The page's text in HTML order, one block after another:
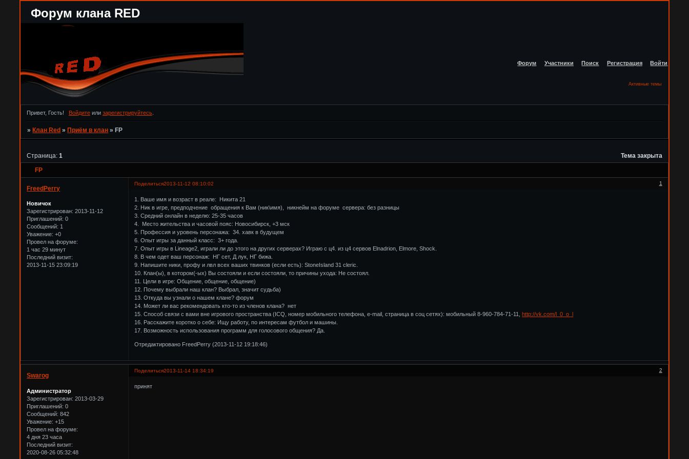
Форум клана RED
Форум Участники Поиск Регистрация Войти
Активные темы
Привет, Гость! Войдитеили зарегистрируйтесь.
»Клан Red »Приём в клан »FP
FP
Страница:1 Тема закрыта
Поделиться 1
2013-11-12 08:10:02
FreedPerry
Новичок
Зарегистрирован: 2013-11-12
Приглашений: 0
Сообщений: 1
Уважение: +0
Провел на форуме:
1 час 29 минут
Последний визит:
2013-11-15 23:09:19
1. Ваше имя и возраст в реале: Никита 21
2. Ник в игре, предподчение обращения к Вам (ник\имя), никнейм на форуме сервера: без разницы
3. Средний онлайн в неделю: 25-35 часов
4. Место жительства и часовой пояс: Новосибирск, +3 мск
5. Профессия и уровень персонажа: 34. хавк в будущем
6. Опыт игры за данный класс: 3+ года.
7. Опыт игры в Lineage2, играли ли до этого на других серверах? Играю с ц4. из ц4 сервов Elnadrion, Elmore, Shock.
8. В чем одет ваш персонаж: НГ сет, Д лук, НГ бижа.
9. Напишите ники, профу и лвл всех ваших твинков (если есть): StoneIsland 31 cleric.
10. Клан(ы), в котором(-ых) Вы состояли и если состояли, то причины ухода: Не состоял.
11. Цели в игре: Общение, общение, общение)
12. Почему выбрали наш клан? Выбрал, значит судьба)
13. Откуда вы узнали о нашем клане? форум
14. Может ли вас рекомендовать кто-то из членов клана? нет
15. Способ связи с вами вне игрового пространства (ICQ, номер мобильного телефона, e-mail, страница в соц сетях): мобильный 8-960-784-71-11,http://vk.com/l_0_o_l
16. Расскажите коротко о себе: Ищу работу, по интересам футбол и машины.
17. Возможность использования программ для голосового общения? Да.
Отредактировано FreedPerry (2013-11-12 19:18:46)
Поделиться 2
2013-11-14 18:34:19
Swarog
Администратор
Зарегистрирован: 2013-03-29
Приглашений: 0
Сообщений: 842
Уважение: +15
Провел на форуме:
4 дня 23 часа
Последний визит:
2020-08-26 05:32:48
принят